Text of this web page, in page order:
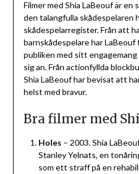
Filmer med Shia LaBeouf är en
den talangfulla skådespelaren
skådespelarregister. Från att
barnskådespelare har
publiken med sitt
sig an. Från actionfyllda
Shia LaBeouf har bevisat att
helst med bravur.
Bra filmer med
Holes – 2003. Shia
Stanley Yelnats, en
som ett straff på en